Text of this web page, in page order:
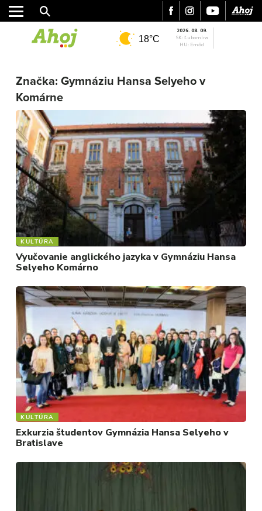
REGIÓN
ŠPORT
KULTÚRA
FOTKY
VIDEO
MIX
18°C
2026. 08. 09.
SK: Ľubomíra
HU: Emőd
Značka: Gymnáziu Hansa Selyeho v
Komárne
KULTÚRA
Vyučovanie anglického jazyka v Gymnáziu Hansa
Selyeho Komárno
KULTÚRA
Exkurzia študentov Gymnázia Hansa Selyeho v
Bratislave